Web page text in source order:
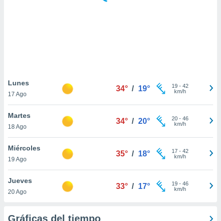
similares
como
sitio
de
traten tus
en
interés
su
Lunes
17 Ago
34° / 19° 19- 42
km/h
Martes
18 Ago
34° / 20° 20- 46
km/h
Miércoles
19 Ago
35° / 18° 17- 42
km/h
Jueves
20 Ago
33° / 17° 19- 46
km/h
Gráficas del tiempo